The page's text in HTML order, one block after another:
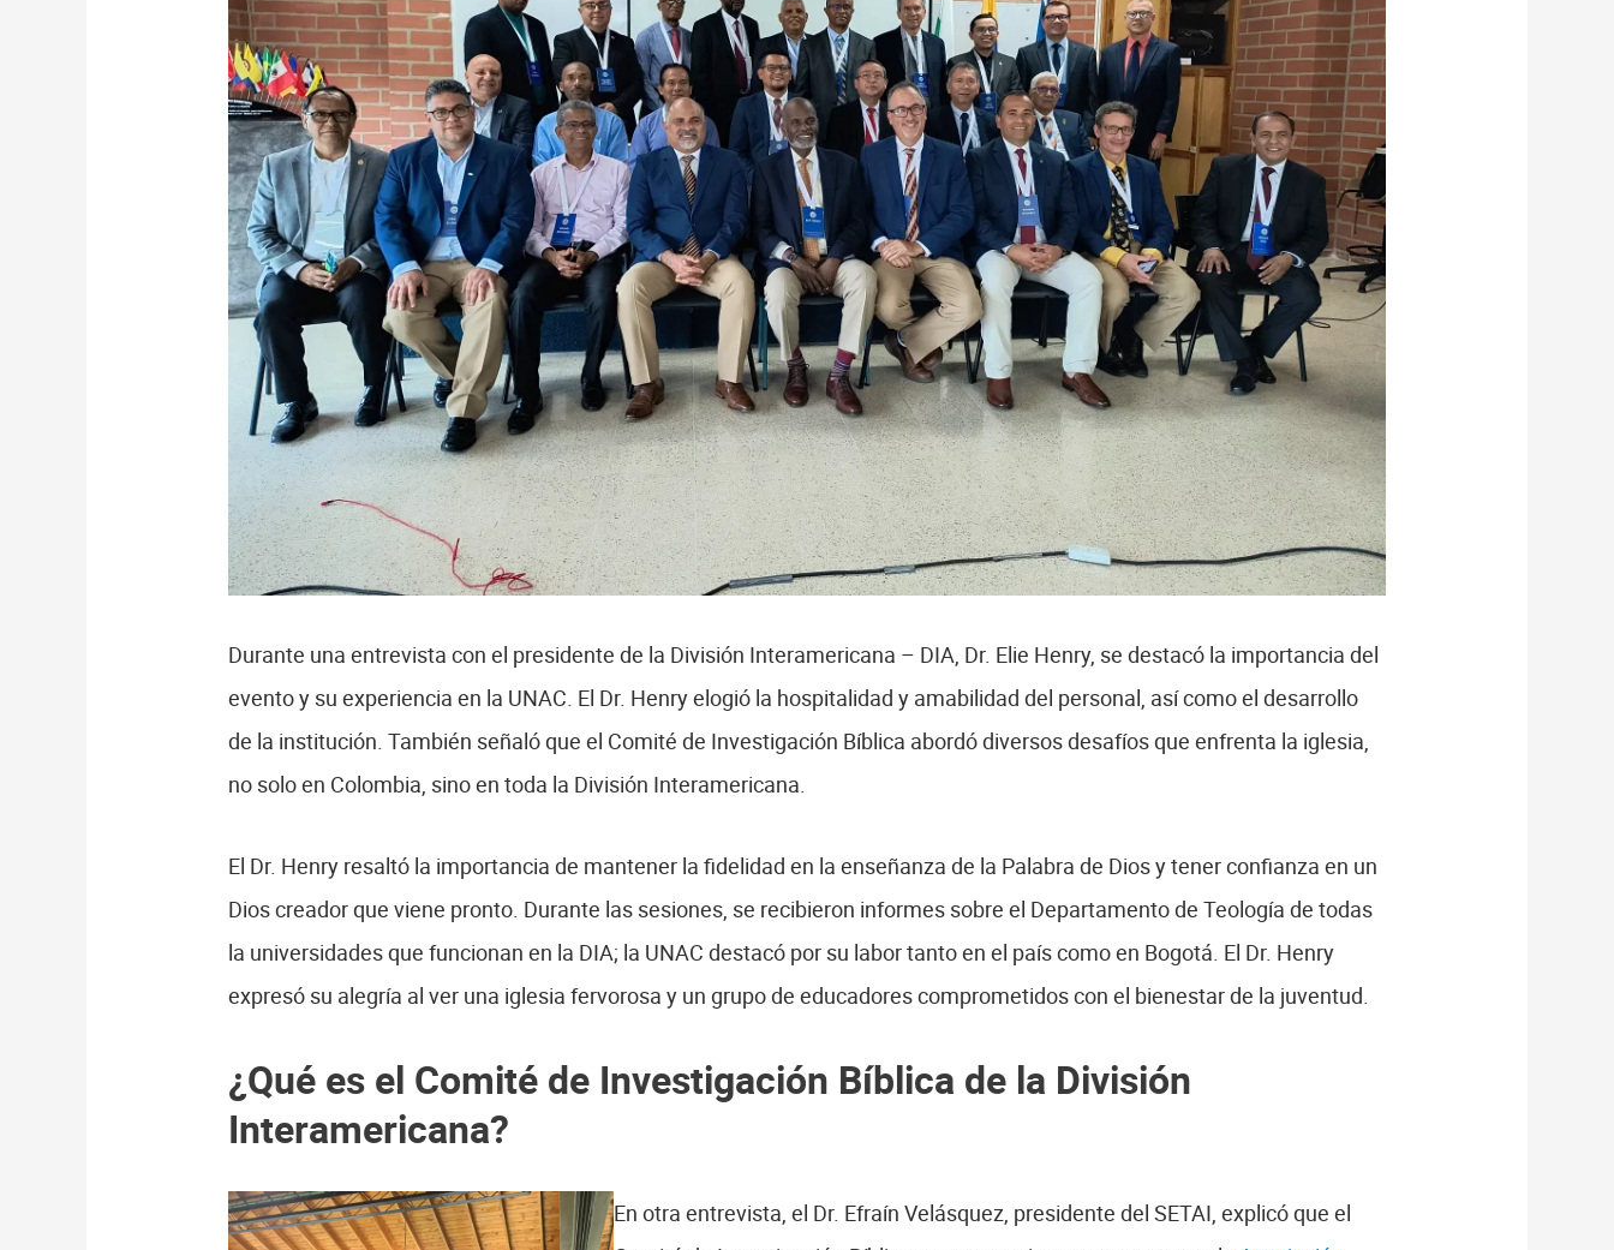
Durante una entrevista con el presidente de la División Interamericana – DIA, Dr. Elie Henry, se destacó la importancia del
evento y su experiencia en la UNAC. El Dr. Henry elogió la hospitalidad y amabilidad del personal, así como el desarrollo
de la institución. También señaló que el Comité de Investigación Bíblica abordó diversos desafíos que enfrenta la iglesia,
no solo en Colombia, sino en toda la División Interamericana.
El Dr. Henry resaltó la importancia de mantener la fidelidad en la enseñanza de la Palabra de Dios y tener confianza en un
Dios creador que viene pronto. Durante las sesiones, se recibieron informes sobre el Departamento de Teología de todas
la universidades que funcionan en la DIA; la UNAC destacó por su labor tanto en el país como en Bogotá. El Dr. Henry
expresó su alegría al ver una iglesia fervorosa y un grupo de educadores comprometidos con el bienestar de la juventud.
¿Qué es el Comité de Investigación Bíblica de la División
Interamericana?
En otra entrevista, el Dr. Efraín Velásquez, presidente del SETAI, explicó que el